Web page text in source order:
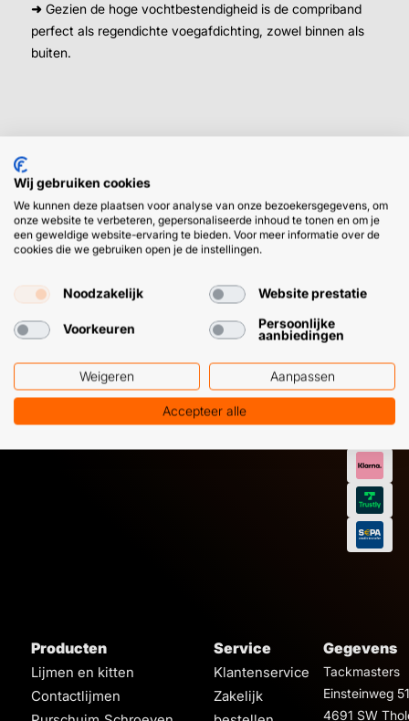
➜ Gezien de hoge vochtbestendigheid is de compriband
perfect als regendichte voegafdichting, zowel binnen als
buiten.
HULP OF ADVIES NODIG?
Klantenservice
7224
12 09 51
BETAAL
Producten
Lijmen en kitten
Contactlijmen
Service
Klantenservice
Zakelijk
Gegevens
Tackmasters
Einsteinweg 51
4691 SW
Wij gebruiken cookies
We kunnen deze plaatsen voor analyse van onze bezoekersgegevens, om
onze website te verbeteren, gepersonaliseerde inhoud te tonen en om je
een geweldige website-ervaring te bieden. Voor meer informatie over de
cookies die we gebruiken open je de instellingen.
Noodzakelijk Website prestatie
Voorkeuren
Persoonlijke
aanbiedingen
Weigeren Aanpassen
Accepteer alle